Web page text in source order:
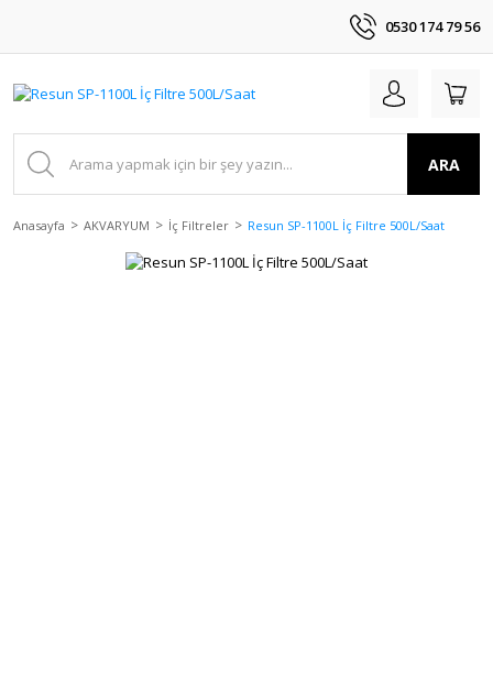
0530 174 79 56
ARA
Anasayfa AKVARYUM İç Filtreler Resun SP-1100L İç Filtre 500L/Saat